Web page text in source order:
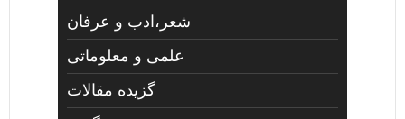
شعر،ادب و عرفان
علمی و معلوماتی
گزیده مقالات